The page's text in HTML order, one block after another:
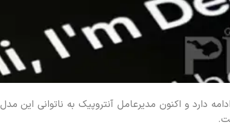
و اکنون مدیرعامل آنتروپیک به ناتوانی این مدل